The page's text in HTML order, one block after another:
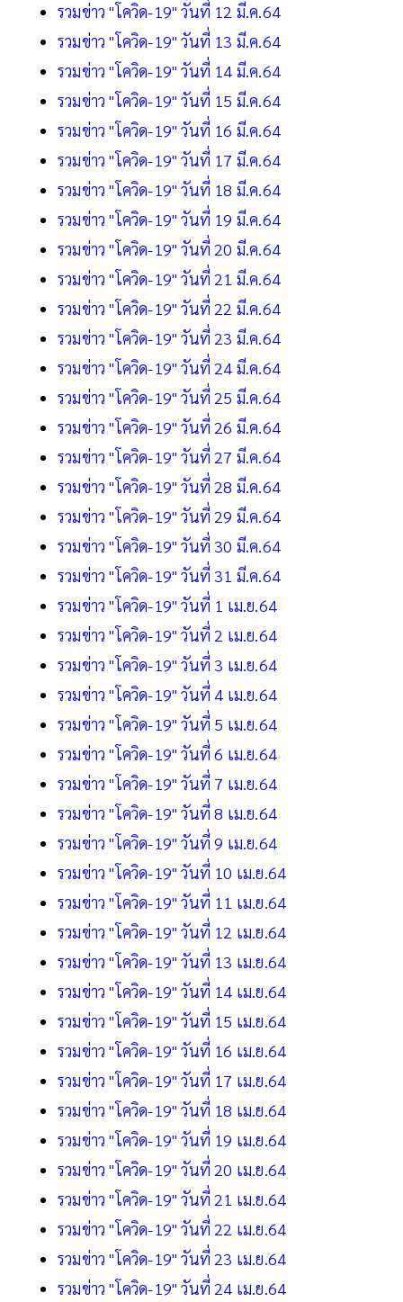
รวมข่าว "โควิด-19" วันที่ 12 มี.ค.64
รวมข่าว "โควิด-19" วันที่ 13 มี.ค.64
รวมข่าว "โควิด-19" วันที่ 14 มี.ค.64
รวมข่าว "โควิด-19" วันที่ 15 มี.ค.64
รวมข่าว "โควิด-19" วันที่ 16 มี.ค.64
รวมข่าว "โควิด-19" วันที่ 17 มี.ค.64
รวมข่าว "โควิด-19" วันที่ 18 มี.ค.64
รวมข่าว "โควิด-19" วันที่ 19 มี.ค.64
รวมข่าว "โควิด-19" วันที่ 20 มี.ค.64
รวมข่าว "โควิด-19" วันที่ 21 มี.ค.64
รวมข่าว "โควิด-19" วันที่ 22 มี.ค.64
รวมข่าว "โควิด-19" วันที่ 23 มี.ค.64
รวมข่าว "โควิด-19" วันที่ 24 มี.ค.64
รวมข่าว "โควิด-19" วันที่ 25 มี.ค.64
รวมข่าว "โควิด-19" วันที่ 26 มี.ค.64
รวมข่าว "โควิด-19" วันที่ 27 มี.ค.64
รวมข่าว "โควิด-19" วันที่ 28 มี.ค.64
รวมข่าว "โควิด-19" วันที่ 29 มี.ค.64
รวมข่าว "โควิด-19" วันที่ 30 มี.ค.64
รวมข่าว "โควิด-19" วันที่ 31 มี.ค.64
รวมข่าว "โควิด-19" วันที่ 1 เม.ย.64
รวมข่าว "โควิด-19" วันที่ 2 เม.ย.64
รวมข่าว "โควิด-19" วันที่ 3 เม.ย.64
รวมข่าว "โควิด-19" วันที่ 4 เม.ย.64
รวมข่าว "โควิด-19" วันที่ 5 เม.ย.64
รวมข่าว "โควิด-19" วันที่ 6 เม.ย.64
รวมข่าว "โควิด-19" วันที่ 7 เม.ย.64
รวมข่าว "โควิด-19" วันที่ 8 เม.ย.64
รวมข่าว "โควิด-19" วันที่ 9 เม.ย.64
รวมข่าว "โควิด-19" วันที่ 10 เม.ย.64
รวมข่าว "โควิด-19" วันที่ 11 เม.ย.64
รวมข่าว "โควิด-19" วันที่ 12 เม.ย.64
รวมข่าว "โควิด-19" วันที่ 13 เม.ย.64
รวมข่าว "โควิด-19" วันที่ 14 เม.ย.64
รวมข่าว "โควิด-19" วันที่ 15 เม.ย.64
รวมข่าว "โควิด-19" วันที่ 16 เม.ย.64
รวมข่าว "โควิด-19" วันที่ 17 เม.ย.64
รวมข่าว "โควิด-19" วันที่ 18 เม.ย.64
รวมข่าว "โควิด-19" วันที่ 19 เม.ย.64
รวมข่าว "โควิด-19" วันที่ 20 เม.ย.64
รวมข่าว "โควิด-19" วันที่ 21 เม.ย.64
รวมข่าว "โควิด-19" วันที่ 22 เม.ย.64
รวมข่าว "โควิด-19" วันที่ 23 เม.ย.64
รวมข่าว "โควิด-19" วันที่ 24 เม.ย.64